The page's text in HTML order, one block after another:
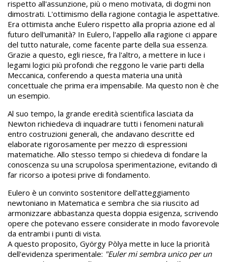
rispetto all'assunzione, più o meno motivata, di dogmi non
dimostrati. L'ottimismo della ragione contagia le aspettative.
Era ottimista anche Eulero rispetto alla propria azione ed al
futuro dell'umanità? In Eulero, l'appello alla ragione ci appare
del tutto naturale, come facente parte della sua essenza.
Grazie a questo, egli riesce, fra l'altro, a mettere in luce i
legami logici più profondi che reggono le varie parti della
Meccanica, conferendo a questa materia una unità
concettuale che prima era impensabile. Ma questo non è che
un esempio.
Al suo tempo, la grande eredità scientifica lasciata da
Newton richiedeva di inquadrare tutti i fenomeni naturali
entro costruzioni generali, che andavano descritte ed
elaborate rigorosamente per mezzo di espressioni
matematiche. Allo stesso tempo si chiedeva di fondare la
conoscenza su una scrupolosa sperimentazione, evitando di
far ricorso a ipotesi prive di fondamento.
Eulero è un convinto sostenitore dell'atteggiamento
newtoniano in Matematica e sembra che sia riuscito ad
armonizzare abbastanza questa doppia esigenza, scrivendo
opere che potevano essere considerate in modo favorevole
da entrambi i punti di vista.
A questo proposito, György Pòlya mette in luce la priorità
dell'evidenza sperimentale: "Euler mi sembra unico per un